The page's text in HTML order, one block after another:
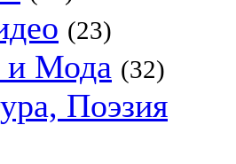
(23)
и Мода (32)
Поэзия